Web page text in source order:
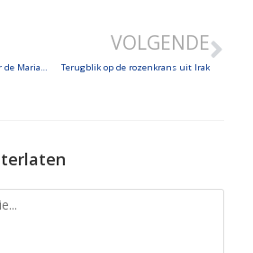
VOLGENDE
Terugblik op de rozenkrans uit Irak